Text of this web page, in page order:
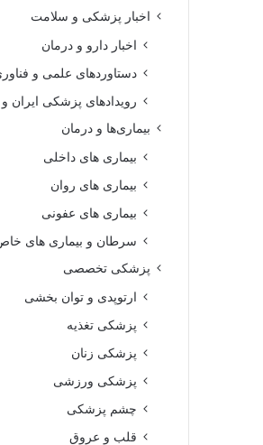
اخبار پزشکی و سلامت
اخبار دارو و درمان
دستاوردهای علمی و
رویدادهای پزشکی ایران
بیماری‌ها و درمان
بیماری های داخلی
بیماری های روان‌
بیماری های عفونی
سرطان و بیماری های
پزشکی تخصصی
ارتوپدی و توان بخشی
پزشکی تغذیه
پزشکی زنان
پزشکی ورزشی
چشم پزشکی
قلب و عروق